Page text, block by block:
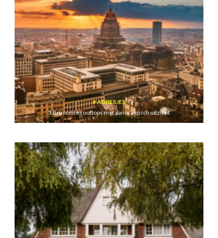
ADRESJES
3 Brusselse rooftops met panoramisch uitzicht